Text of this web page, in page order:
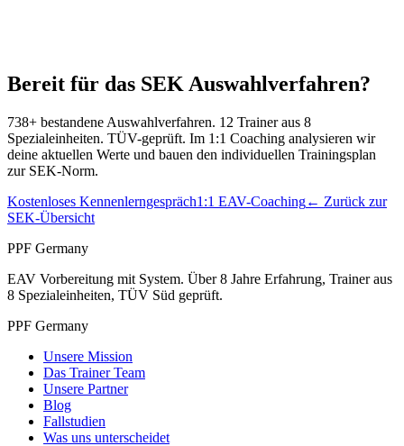
Bereit für das SEK Auswahlverfahren?
738+ bestandene Auswahlverfahren. 12 Trainer aus 8
Spezialeinheiten. TÜV-geprüft. Im 1:1 Coaching analysieren wir
deine aktuellen Werte und bauen den individuellen Trainingsplan
zur SEK-Norm.
Kostenloses Kennenlerngespräch1:1 EAV-Coaching← Zurück zur
SEK-Übersicht
PPF Germany
EAV Vorbereitung mit System. Über 8 Jahre Erfahrung, Trainer aus
8 Spezialeinheiten, TÜV Süd geprüft.
PPF Germany
Unsere Mission
Das Trainer Team
Unsere Partner
Blog
Fallstudien
Was uns unterscheidet